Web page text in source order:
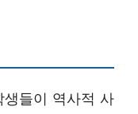
들이 역사적 사